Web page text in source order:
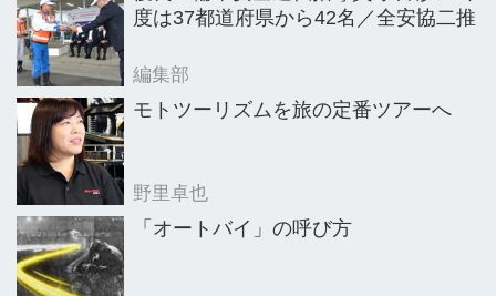
度は37都道府県から42名／全安協二推
編集部
モトツーリズムを旅の定番ツアーへ
野里卓也
「オートバイ」の呼び方